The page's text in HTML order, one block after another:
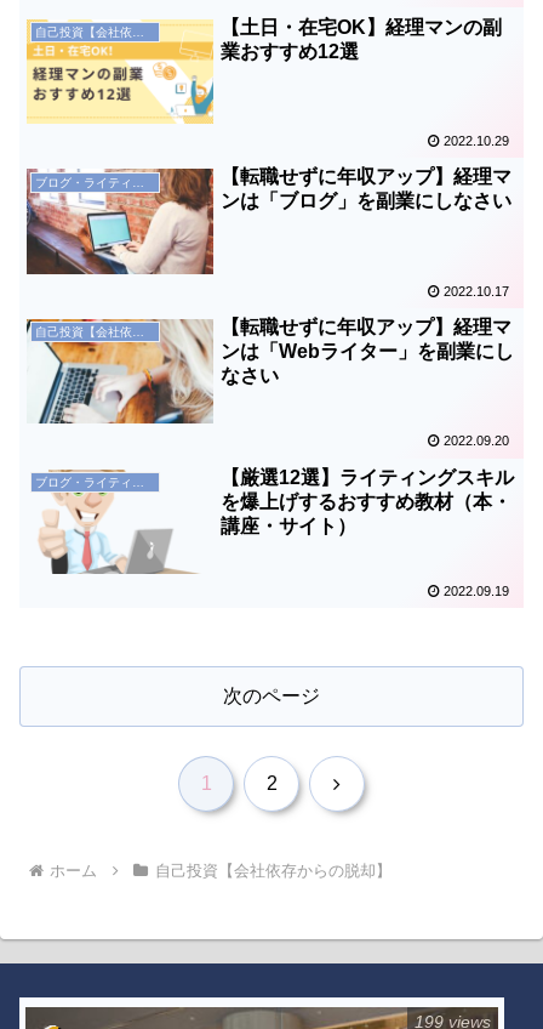
【土日・在宅OK】経理マンの副
業おすすめ12選
2022.10.29
【転職せずに年収アップ】経理マ
ンは「ブログ」を副業にしなさい
2022.10.17
自己投資【会社依存からの脱却】
【転職せずに年収アップ】経理マ
ンは「Webライター」を副業にし
なさい
2022.09.20
【厳選12選】ライティングスキル
を爆上げするおすすめ教材（本・
講座・サイト）
2022.09.19
次のページ
1 2 次
ホーム 自己投資【会社依存からの脱却】
199 views